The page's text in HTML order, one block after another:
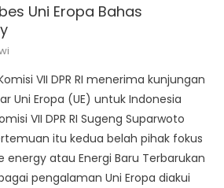
Uni Eropa Bahas
VII DPR RI menerima kunjungan
Uni Eropa (UE) untuk Indonesia
VII DPR RI Sugeng Suparwoto
itu kedua belah pihak fokus
atau Energi Baru Terbarukan
pengalaman Uni Eropa diakui